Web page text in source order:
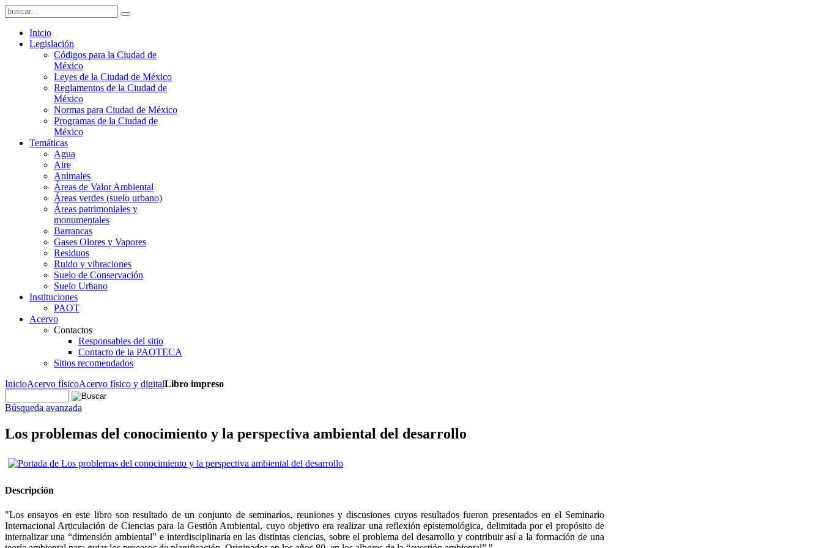
Inicio
Legislación
Códigos para la Ciudad de
México
Leyes de la Ciudad de México
Reglamentos de la Ciudad de
México
Normas para Ciudad de México
Programas de la Ciudad de
México
Temáticas
Agua
Aire
Animales
Áreas de Valor Ambiental
Áreas verdes (suelo urbano)
Áreas patrimoniales y
monumentales
Barrancas
Gases Olores y Vapores
Residuos
Ruido y vibraciones
Suelo de Conservación
Suelo Urbano
Instituciones
PAOT
Acervo
Contactos
Responsables del sitio
Contacto de la PAOTECA
Sitios recomendados
InicioAcervo físicoAcervo físico y digitalLibro impreso
Búsqueda avanzada
Los problemas del conocimiento y la perspectiva ambiental del desarrollo
Descripción
"Los ensayos en este libro son resultado de un conjunto de seminarios, reuniones y discusiones cuyos resultados fueron presentados en el Seminario
Internacional Articulación de Ciencias para la Gestión Ambiental, cuyo objetivo era realizar una reflexión epistemológica, delimitada por el propósito de
internalizar una “dimensión ambiental” e interdisciplinaria en las distintas ciencias, sobre el problema del desarrollo y contribuir así a la formación de una